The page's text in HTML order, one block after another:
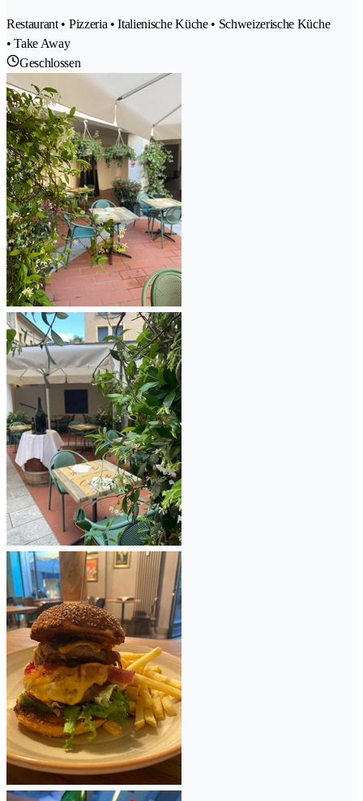
Restaurant • Pizzeria • Italienische Küche • Schweizerische Küche
• Take Away
Geschlossen